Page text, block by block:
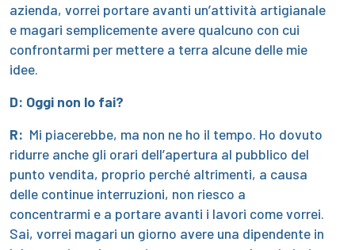
azienda, vorrei portare avanti un’attività artigianale
e magari semplicemente avere qualcuno con cui
confrontarmi per mettere a terra alcune delle mie
idee.
D: Oggi non lo fai?
R: Mi piacerebbe, ma non ne ho il tempo. Ho dovuto
ridurre anche gli orari dell’apertura al pubblico del
punto vendita, proprio perché altrimenti, a causa
delle continue interruzioni, non riesco a
concentrarmi e a portare avanti i lavori come vorrei.
Sai, vorrei magari un giorno avere una dipendente in